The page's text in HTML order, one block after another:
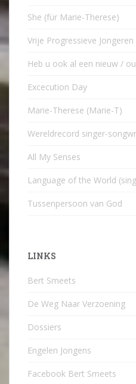
She (für Marie-Therese)
Vrije Progressieve Jongeren
Heb u ook al een nieuw /
Excecution Day
Marie-Therese (Marie-T)
Wereldrecord singer-
All My Senses
Language of the World
Tussenpersoon van God
LINKS
Bert Smeets
De Weg Naar Verzoening
Dossiers
Engelen Jongens
Facebook Bert Smeets